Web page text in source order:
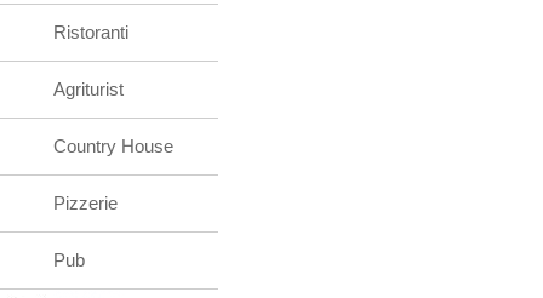
Ristoranti
Agriturist
Country House
Pizzerie
Pub